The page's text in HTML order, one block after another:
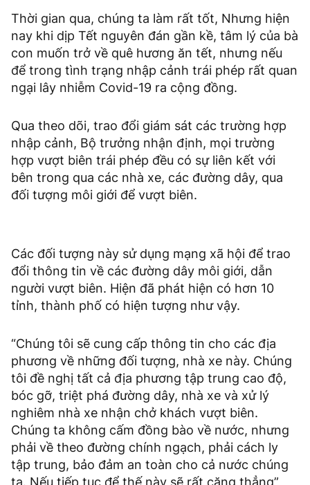
Thời gian qua, chúng ta làm rất tốt, Nhưng hiện
nay khi dịp Tết nguyên đán gần kề, tâm lý của bà
con muốn trở về quê hương ăn tết, nhưng nếu
để trong tình trạng nhập cảnh trái phép rất quan
ngại lây nhiễm Covid-19 ra cộng đồng.
Qua theo dõi, trao đổi giám sát các trường hợp
nhập cảnh, Bộ trưởng nhận định, mọi trường
hợp vượt biên trái phép đều có sự liên kết với
bên trong qua các nhà xe, các đường dây, qua
đối tượng môi giới để vượt biên.
Các đối tượng này sử dụng mạng xã hội để trao
đổi thông tin về các đường dây môi giới, dẫn
người vượt biên. Hiện đã phát hiện có hơn 10
tỉnh, thành phố có hiện tượng như vậy.
“Chúng tôi sẽ cung cấp thông tin cho các địa
phương về những đối tượng, nhà xe này. Chúng
tôi đề nghị tất cả địa phương tập trung cao độ,
bóc gỡ, triệt phá đường dây, nhà xe và xử lý
nghiêm nhà xe nhận chở khách vượt biên.
Chúng ta không cấm đồng bào về nước, nhưng
phải về theo đường chính ngạch, phải cách ly
tập trung, bảo đảm an toàn cho cả nước chúng
ta. Nếu tiếp tục để thế này sẽ rất căng thẳng”,